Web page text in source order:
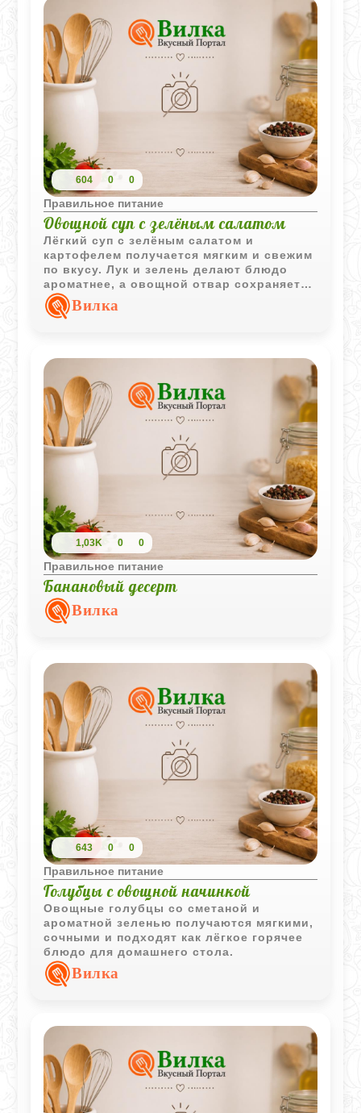
604 0 0
Правильное питание
Овощной суп с зелёным салатом
Лёгкий суп с зелёным салатом и
картофелем получается мягким и свежим
по вкусу. Лук и зелень делают блюдо
ароматнее, а овощной отвар сохраняет
лёгкость и простоту рецепта.
Вилка
1,03K 0 0
Правильное питание
Банановый десерт
Вилка
643 0 0
Правильное питание
Голубцы с овощной начинкой
Овощные голубцы со сметаной и
ароматной зеленью получаются мягкими,
сочными и подходят как лёгкое горячее
блюдо для домашнего стола.
Вилка